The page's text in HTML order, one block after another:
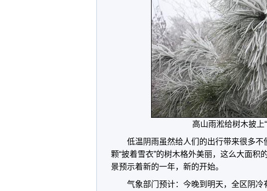
高山雨淞给树木披上
低温阴雨虽然给人们的出行带来很多
颗“披着雪衣”的树木格外美丽，这么大面
景预示着新的一年，新的开始。
气象部门预计：今晚到明天，全区阴